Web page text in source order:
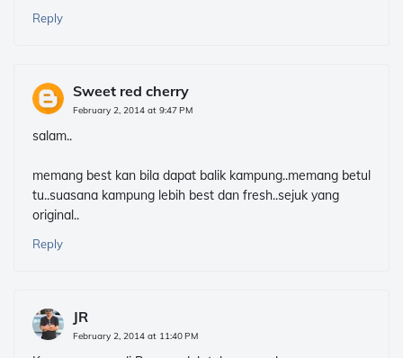
Reply
Sweet red cherry
February 2, 2014 at 9:47 PM
salam..
memang best kan bila dapat balik kampung..memang betul
tu..suasana kampung lebih best dan fresh..sejuk yang
original..
Reply
JR
February 2, 2014 at 11:40 PM